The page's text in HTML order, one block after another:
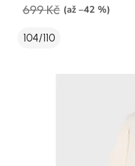
699 Kč (až –42 %)
104/110